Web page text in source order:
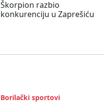
Škorpion razbio
konkurenciju u Zaprešiću
Borilački sportovi